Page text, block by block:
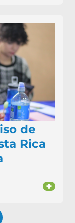
de
Rica
+